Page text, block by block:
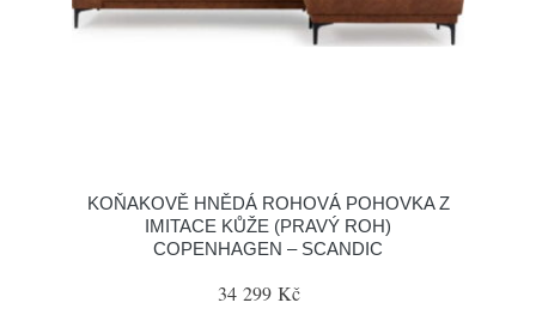
KOŇAKOVĚ HNĚDÁ ROHOVÁ POHOVKA Z
IMITACE KŮŽE (PRAVÝ ROH)
COPENHAGEN – SCANDIC
34 299 Kč